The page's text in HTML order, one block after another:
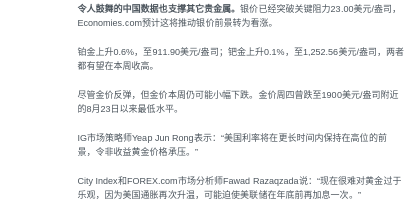
令人鼓舞的中国数据也支撑其它贵金属。银价已经突破关键阻力23.00美元/盎司，
Economies.com预计这将推动银价前景转为看涨。
铂金上升0.6%，至911.90美元/盎司；钯金上升0.1%，至1,252.56美元/盎司，两者
都有望在本周收高。
尽管金价反弹，但金价本周仍可能小幅下跌。金价周四曾跌至1900美元/盎司附近
的8月23日以来最低水平。
IG市场策略师Yeap Jun Rong表示：“美国利率将在更长时间内保持在高位的前
景，令非收益黄金价格承压。”
City Index和FOREX.com市场分析师Fawad Razaqzada说：“现在很难对黄金过于
乐观，因为美国通胀再次升温，可能迫使美联储在年底前再加息一次。”